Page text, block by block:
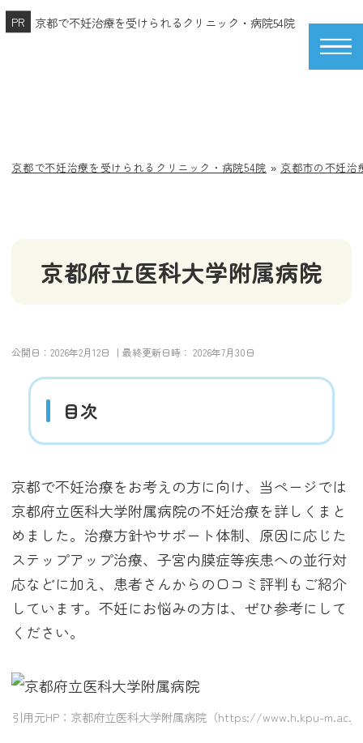
京都で不妊治療を受けられるクリニック・病院54院
京都で不妊治療を受けられるクリニック・病院54院 » 京都市の不妊治
京都府立医科大学附属病院
公開日：2026年2月12日 ｜最終更新日時：2026年7月30日
目次
京都で不妊治療をお考えの方に向け、当ページでは
京都府立医科大学附属病院の不妊治療を詳しくまと
めました。治療方針やサポート体制、原因に応じた
ステップアップ治療、子宮内膜症等疾患への並行対
応などに加え、患者さんからの口コミ評判もご紹介
しています。不妊にお悩みの方は、ぜひ参考にして
ください。
引用元HP：京都府立医科大学附属病院（https://www.h.kpu-